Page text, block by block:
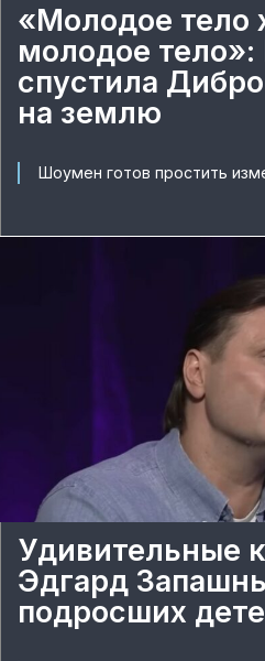
«Молодое тело
молодое тело»:
спустила
на землю
Шоумен готов простить
Удивительные
Эдгард
подросших